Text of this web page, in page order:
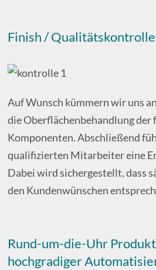
Finish / Qualitätskontrolle
Auf Wunsch kümmern wir uns
die Oberflächenbehandlung der
Komponenten. Abschließend
qualifizierten Mitarbeiter eine
Dabei wird sichergestellt, dass
den Kundenwünschen
Rund-um-die-Uhr
hochgradiger